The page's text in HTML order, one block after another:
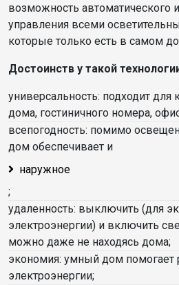
возможность автоматического
управления всеми
которые только есть в самом
Достоинств у такой
универсальность: подходит для
дома, гостиничного номера,
всепогодность: помимо
дом обеспечивает и
наружное
;
удаленность: выключить (для
электроэнергии) и включить
можно даже не находясь дома;
экономия: умный дом помогает
электроэнергии;